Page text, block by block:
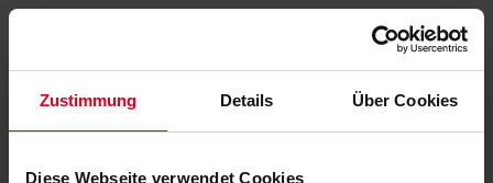
Zustimmung Details Über Cookies
Diese Webseite verwendet Cookies